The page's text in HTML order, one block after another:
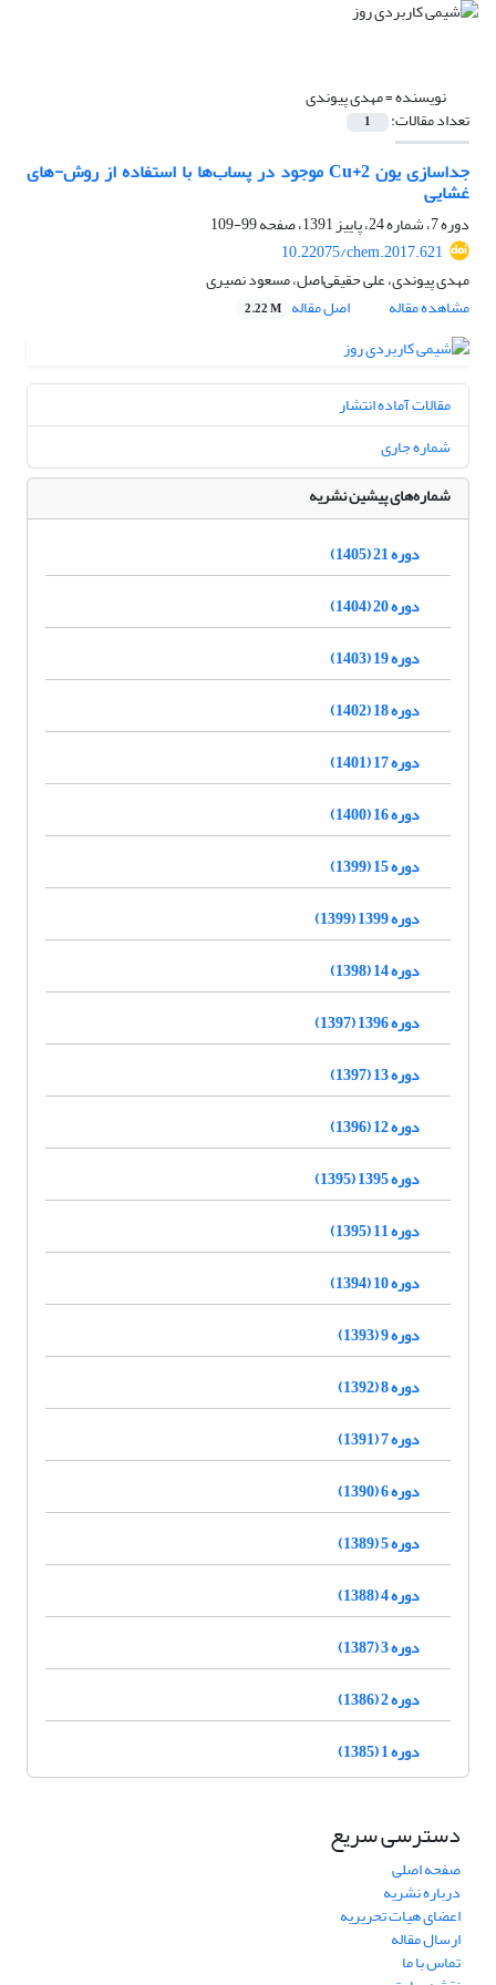
نویسنده =مهدی پیوندی
تعداد مقالات: 1
جداسازی یون Cu+2 موجود در پساب‌ها با استفاده از روش-های
غشایی
دوره 7، شماره 24، پاییز 1391، صفحه
99-109
10.22075/chem.2017.621
مهدی پیوندی، علی حقیقی‌اصل، مسعود نصیری
مشاهده مقاله
اصل مقاله 2.22 M
مقالات آماده انتشار
شماره جاری
شماره‌های پیشین نشریه
دوره 21 (1405)
دوره 20 (1404)
دوره 19 (1403)
دوره 18 (1402)
دوره 17 (1401)
دوره 16 (1400)
دوره 15 (1399)
دوره 1399 (1399)
دوره 14 (1398)
دوره 1396 (1397)
دوره 13 (1397)
دوره 12 (1396)
دوره 1395 (1395)
دوره 11 (1395)
دوره 10 (1394)
دوره 9 (1393)
دوره 8 (1392)
دوره 7 (1391)
دوره 6 (1390)
دوره 5 (1389)
دوره 4 (1388)
دوره 3 (1387)
دوره 2 (1386)
دوره 1 (1385)
دسترسی سریع
صفحه اصلی
درباره نشریه
اعضای هیات تحریریه
ارسال مقاله
تماس با ما